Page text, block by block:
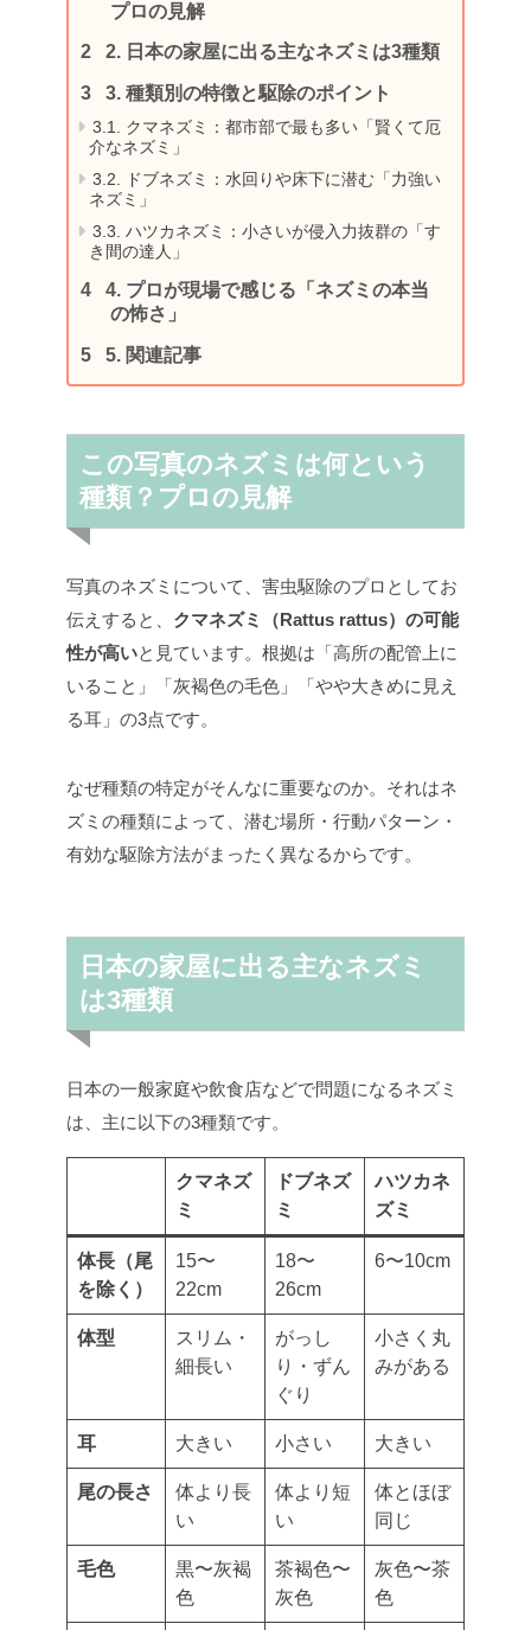
プロの見解
2. 日本の家屋に出る主なネズミは3種類
3. 種類別の特徴と駆除のポイント
3.1.
クマネズミ：都市部で最も多い「賢くて厄
介なネズミ」
3.2.
ドブネズミ：水回りや床下に潜む「力強い
ネズミ」
3.3. ハツカネズミ：小さいが侵入力抜群の「す
き間の達人」
4. プロが現場で感じる「ネズミの本当
の怖さ」
5. 関連記事
この写真のネズミは何という
種類？プロの見解
写真のネズミについて、害虫駆除のプロとしてお
伝えすると、 クマネズミ（Rattus rattus）の可能
性が高いと見ています。根拠は「高所の配管上に
いること」「灰褐色の毛色」「やや大きめに見え
る耳」の3点です。
なぜ種類の特定がそんなに重要なのか。それはネ
ズミの種類によって、潜む場所・行動パターン・
有効な駆除方法がまったく異なるからです。
日本の家屋に出る主なネズミ
は3種類
日本の一般家庭や飲食店などで問題になるネズミ
は、主に以下の3種類です。
クマネズ
ミ
ドブネズ
ミ
ハツカネ
ズミ
体長（尾
を除く）
15〜
22cm
18〜
26cm
6〜10cm
体型
スリム・
細長い
がっし
り・ずん
ぐり
小さく丸
みがある
耳 大きい 小さい 大きい
尾の長さ
体より長
い
体より短
い
体とほぼ
同じ
毛色
黒〜灰褐
色
茶褐色〜
灰色
灰色〜茶
色